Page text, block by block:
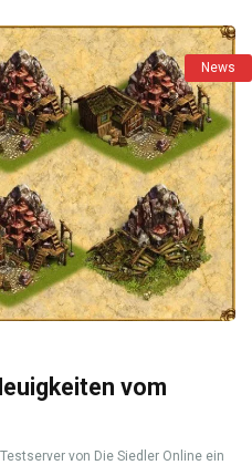
News
vom
von Die Siedler Online ein